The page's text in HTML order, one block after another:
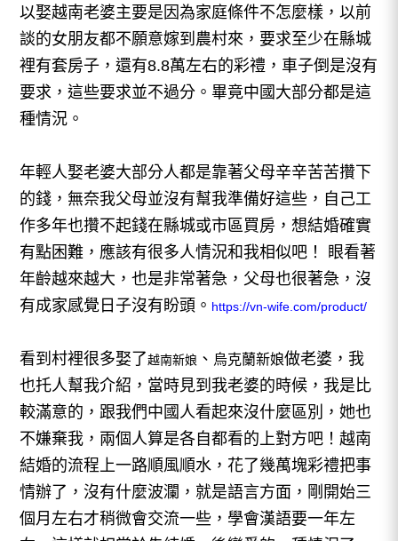
以娶越南老婆主要是因為家庭條件不怎麼樣，以前
談的女朋友都不願意嫁到農村來，要求至少在縣城
裡有套房子，還有8.8萬左右的彩禮，車子倒是沒有
要求，這些要求並不過分。畢竟中國大部分都是這
種情況。
年輕人娶老婆大部分人都是靠著父母辛辛苦苦攢下
的錢，無奈我父母並沒有幫我準備好這些，自己工
作多年也攢不起錢在縣城或市區買房，想結婚確實
有點困難，應該有很多人情況和我相似吧！ 眼看著
年齡越來越大，也是非常著急，父母也很著急，沒
有成家感覺日子沒有盼頭。 https://vn-wife.com/product/
看到村裡很多娶了越南新娘 、 烏克蘭新娘做老婆，我
也托人幫我介紹，當時見到我老婆的時候，我是比
較滿意的，跟我們中國人看起來沒什麼區別，她也
不嫌棄我，兩個人算是各自都看的上對方吧！越南
結婚的流程上一路順風順水，花了幾萬塊彩禮把事
情辦了，沒有什麼波瀾，就是語言方面，剛開始三
個月左右才稍微會交流一些，學會漢語要一年左